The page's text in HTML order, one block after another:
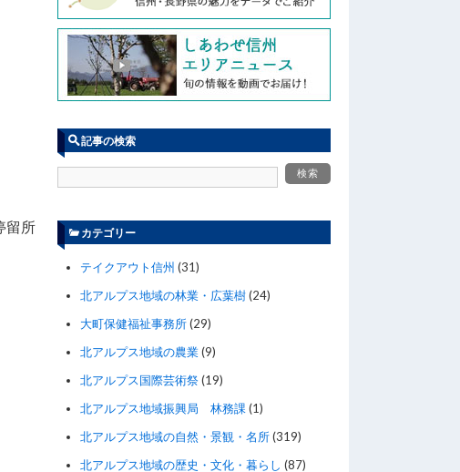
留所
記事の検索
カテゴリー
テイクアウト信州 (31)
北アルプス地域の林業・広葉樹(24)
大町保健福祉事務所(29)
北アルプス地域の農業(9)
北アルプス国際芸術祭(19)
北アルプス地域振興局 林務課 (1)
北アルプス地域の自然・景観・名所(319)
北アルプス地域の歴史・文化・暮らし (87)